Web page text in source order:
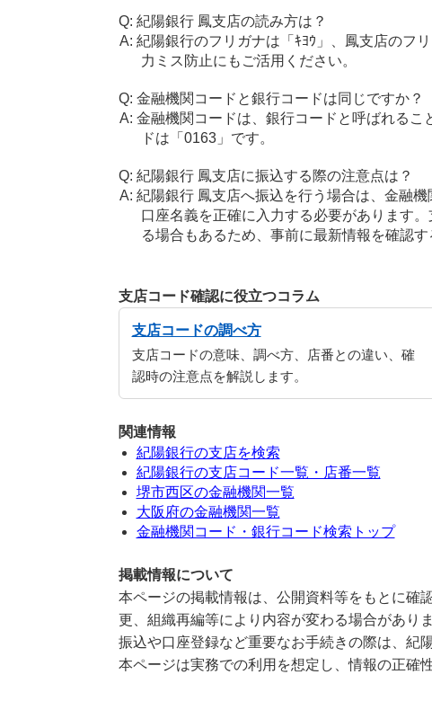
紀陽銀行 鳳支店の読み方は？
紀陽銀行のフリガナは「ｷﾖｳ」、鳳支店のフ
力ミス防止にもご活用ください。
金融機関コードと銀行コードは同じですか？
金融機関コードは、銀行コードと呼ばれる
ドは「0163」です。
紀陽銀行 鳳支店に振込する際の注意点は？
紀陽銀行 鳳支店へ振込を行う場合は、金融
口座名義を正確に入力する必要があります
る場合もあるため、事前に最新情報を確認す
支店コード確認に役立つコラム
支店コードの調べ方
支店コードの意味、調べ方、店番との違い、確
認時の注意点を解説します。
関連情報
紀陽銀行の支店を検索
紀陽銀行の支店コード一覧・店番一覧
堺市西区の金融機関一覧
大阪府の金融機関一覧
金融機関コード・銀行コード検索トップ
掲載情報について
本ページの掲載情報は、公開資料等をもとに確
更、組織再編等により内容が変わる場合がありま
振込や口座登録など重要なお手続きの際は、紀
本ページは実務での利用を想定し、情報の正確